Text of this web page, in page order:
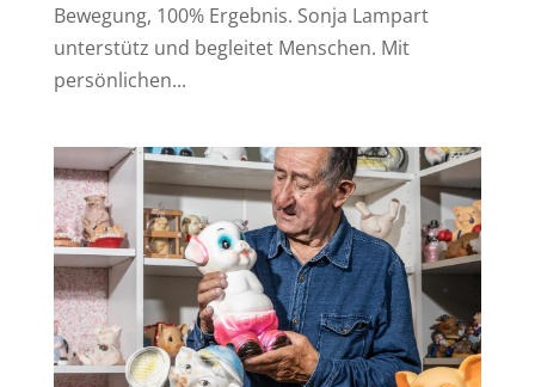
Bewegung, 100% Ergebnis. Sonja Lampart
unterstütz und begleitet Menschen. Mit
persönlichen...